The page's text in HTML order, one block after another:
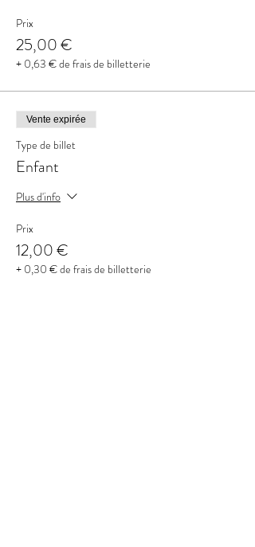
Prix
25,00 €
+ 0,63 € de frais de billetterie
Vente expirée
Type de billet
Enfant
Plus d'info
Prix
12,00 €
+ 0,30 € de frais de billetterie